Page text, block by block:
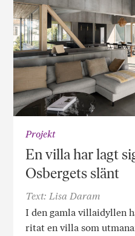
Projekt
En villa har lagt
Osbergets slänt
Text: Lisa Daram
I den gamla villaidyllen
ritat en villa som